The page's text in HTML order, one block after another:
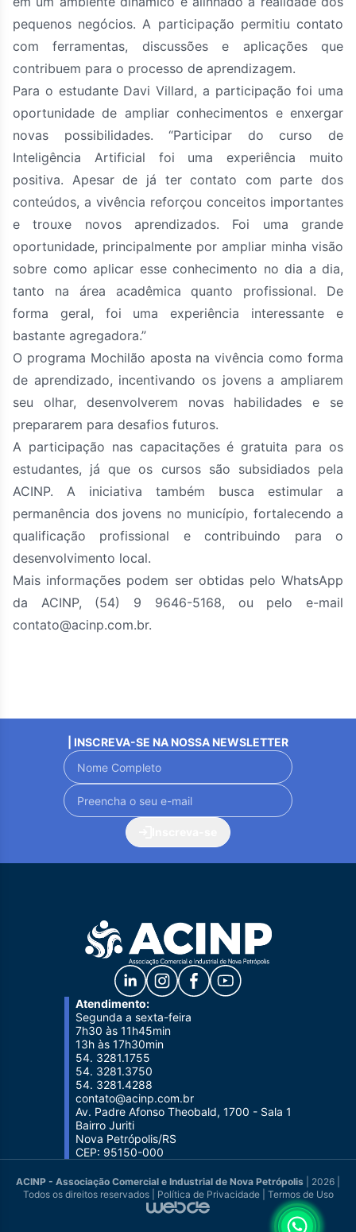
pequenos negócios. A participação permitiu contato
com ferramentas, discussões e aplicações que
contribuem para o processo de aprendizagem.
Para o estudante Davi Villard, a participação foi uma
oportunidade de ampliar conhecimentos e enxergar
novas possibilidades. “Participar do curso de
Inteligência Artificial foi uma experiência muito
positiva. Apesar de já ter contato com parte dos
conteúdos, a vivência reforçou conceitos importantes
e trouxe novos aprendizados. Foi uma grande
oportunidade, principalmente por ampliar minha visão
sobre como aplicar esse conhecimento no dia a dia,
tanto na área acadêmica quanto profissional. De
forma geral, foi uma experiência interessante e
bastante agregadora.”
O programa Mochilão aposta na vivência como forma
de aprendizado, incentivando os jovens a ampliarem
seu olhar, desenvolverem novas habilidades e se
prepararem para desafios futuros.
A participação nas capacitações é gratuita para os
estudantes, já que os cursos são subsidiados pela
ACINP. A iniciativa também busca estimular a
permanência dos jovens no município, fortalecendo a
qualificação profissional e contribuindo para o
desenvolvimento local.
Mais informações podem ser obtidas pelo WhatsApp
da ACINP, (54) 9 9646-5168, ou pelo e-mail
contato@acinp.com.br.
| INSCREVA-SE NA NOSSA NEWSLETTER
Atendimento:
Segunda a sexta-feira
7h30 às 11h45min
13h às 17h30min
54. 3281.1755
54. 3281.3750
54. 3281.4288
contato@acinp.com.br
Av. Padre Afonso Theobald, 1700 - Sala 1
Bairro Juriti
Nova Petrópolis/RS
CEP: 95150-000
ACINP - Associação Comercial e Industrial de Nova Petrópolis | 2026 |
Todos os direitos reservados | Política de Privacidade| Termos de Uso